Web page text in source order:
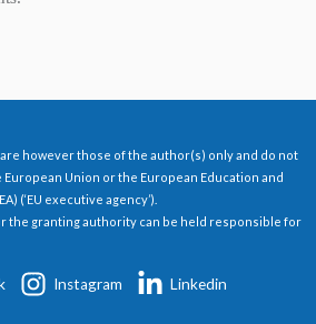
however those of the author(s) only and do not
Union or the European Education and
(‘EU executive agency’).
the granting authority can be held responsible for
Instagram Linkedin